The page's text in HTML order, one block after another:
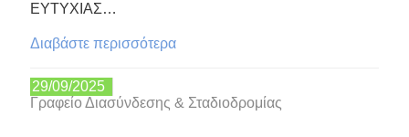
ΕΥΤΥΧΙΑΣ…
Διαβάστε περισσότερα
29/09/2025
Γραφείο Διασύνδεσης & Σταδιοδρομίας